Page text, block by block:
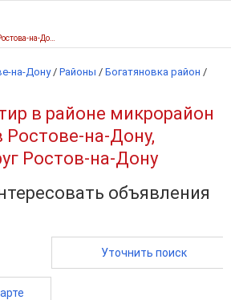
на-Дону / Районы / Богатяновка район /
в районе микрорайон
Ростове-на-Дону,
Ростов-на-Дону
объявления
Уточнить поиск